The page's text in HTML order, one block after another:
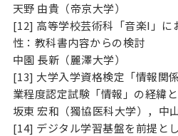
天野 由貴（帝京大学）
[12] 高等学校芸術科「音楽I」に
性：教科書内容からの検討
中園 長新（麗澤大学）
[13] 大学入学資格検定「情報関
業程度認定試験「情報」の経緯
坂東 宏和（獨協医科大学），中
[14] デジタル学習基盤を前提と